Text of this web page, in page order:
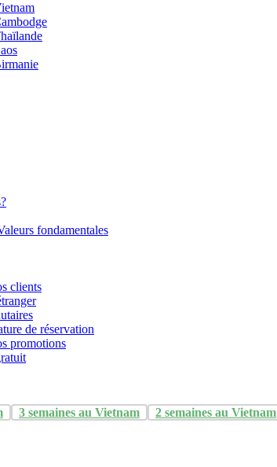
fondamentales
clients
de réservation
promotions
3 semaines au Vietnam 2 semaines au Vietnam